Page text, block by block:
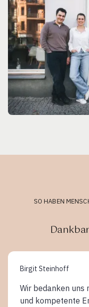
SO HABEN
Birgit Steinhoff
Wir bedanken uns
und kompetente